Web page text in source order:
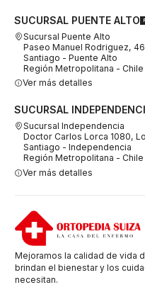
SUCURSAL PUENTE ALTO
Sucursal Puente Alto
Paseo Manuel Rodriguez, 46
Santiago - Puente Alto
Región Metropolitana - Chile
Ver más detalles
SUCURSAL
Sucursal Independencia
Doctor Carlos Lorca 1080,
Santiago - Independencia
Región Metropolitana - Chile
Ver más detalles
Mejoramos la calidad de vida
brindan el bienestar y los
necesitan.